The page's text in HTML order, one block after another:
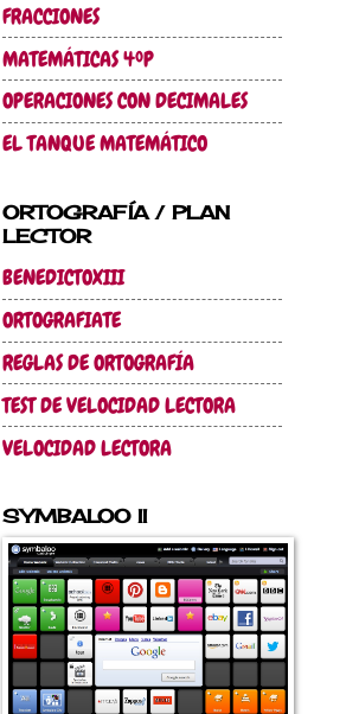
FRACCIONES
MATEMÁTICAS 4ºP
OPERACIONES CON DECIMALES
EL TANQUE MATEMÁTICO
ORTOGRAFÍA / PLAN
LECTOR
BENEDICTOXIII
ORTOGRAFIATE
REGLAS DE ORTOGRAFÍA
TEST DE VELOCIDAD LECTORA
VELOCIDAD LECTORA
SYMBALOO II